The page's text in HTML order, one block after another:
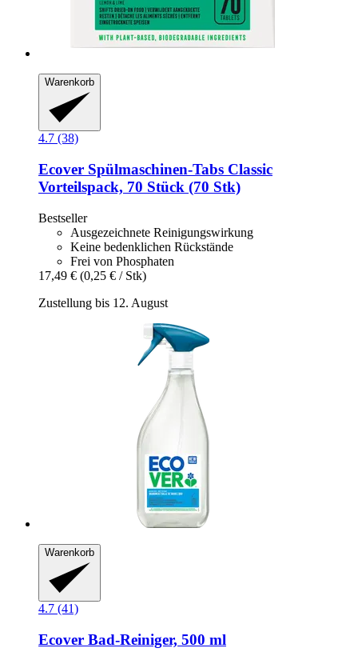
Warenkorb
4.7 (38)
Ecover Spülmaschinen-​Tabs Classic
Vorteilspack, 70 Stück (70 Stk)
Bestseller
Ausgezeichnete Reinigungswirkung
Keine bedenklichen Rückstände
Frei von Phosphaten
17,49 € (0,25 € / Stk)
Zustellung bis 12. August
Warenkorb
4.7 (41)
Ecover Bad-​Reiniger, 500 ml